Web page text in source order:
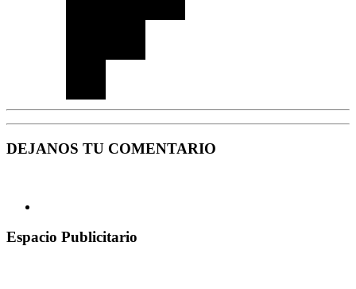
DEJANOS TU COMENTARIO
Espacio Publicitario